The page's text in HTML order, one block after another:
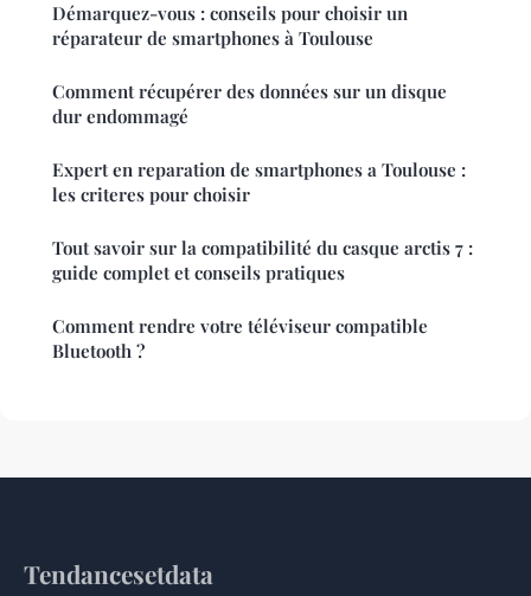
Démarquez-vous : conseils pour choisir un
réparateur de smartphones à Toulouse
Comment récupérer des données sur un disque
dur endommagé
Expert en reparation de smartphones a Toulouse :
les criteres pour choisir
Tout savoir sur la compatibilité du casque arctis 7 :
guide complet et conseils pratiques
Comment rendre votre téléviseur compatible
Bluetooth ?
Tendancesetdata